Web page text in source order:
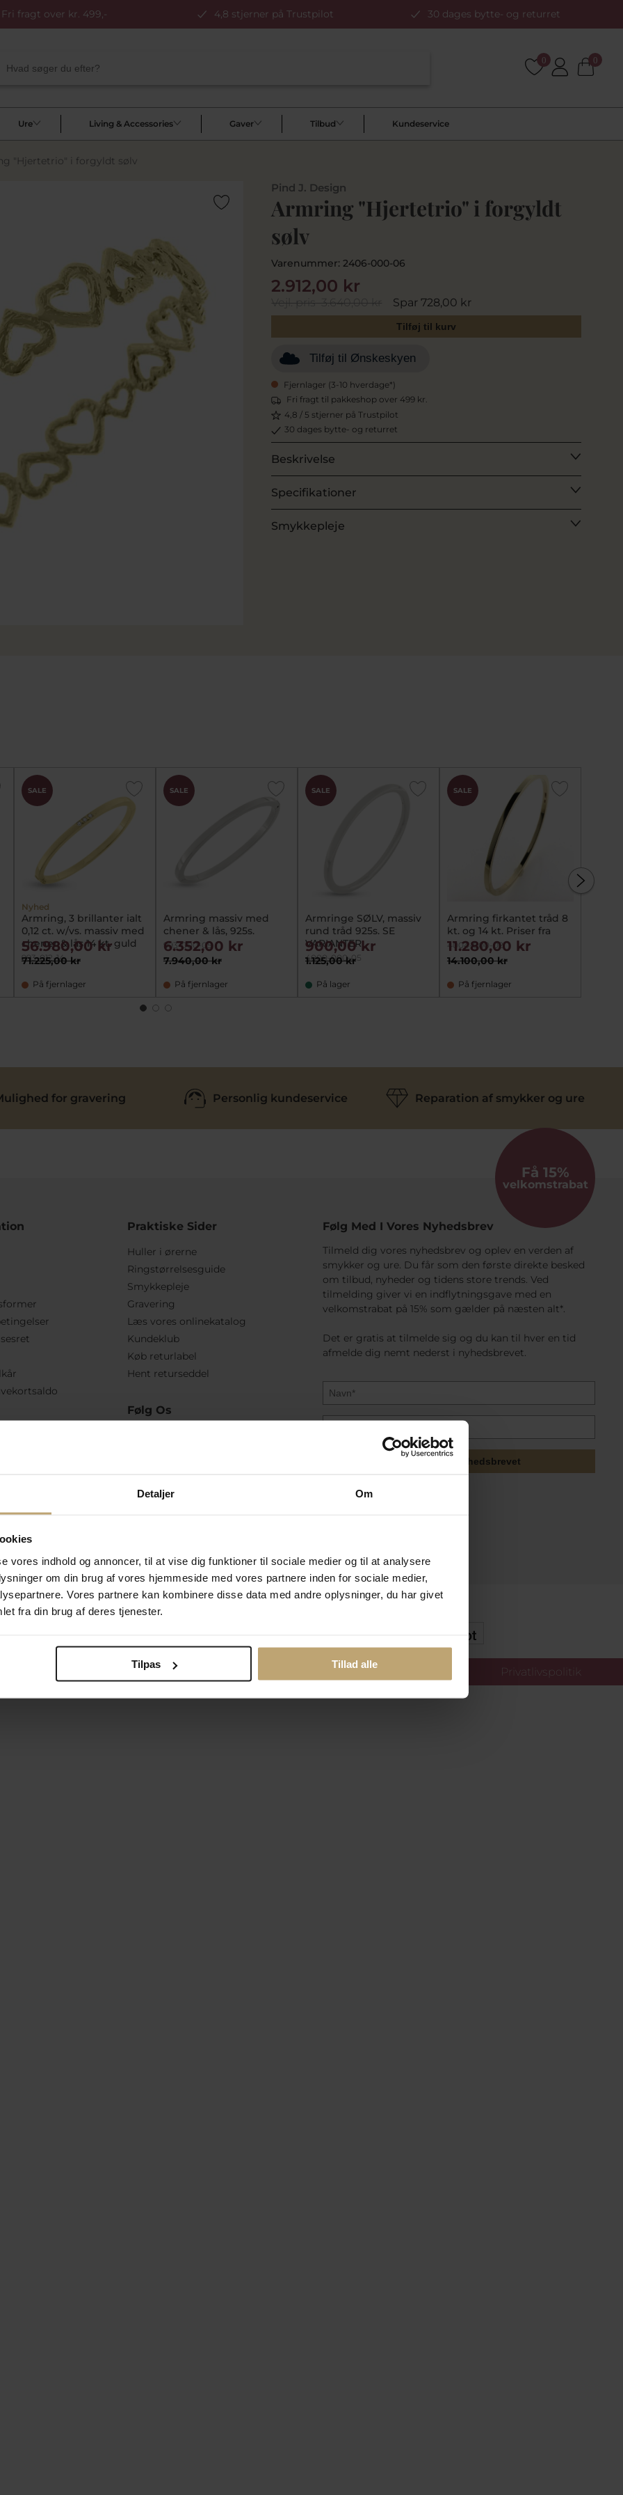
Detaljer Om
vores indhold og annoncer, til at vise dig funktioner til sociale medier og til at analysere
om din brug af vores hjemmeside med vores partnere inden for sociale medier,
Vores partnere kan kombinere disse data med andre oplysninger, du har givet
fra din brug af deres tjenester.
Tilpas Tillad alle
Fri fragt over kr. 499,- 4,8 stjerner på Trustpilot 30 dages bytte- og returret
0 0
Ure Living & Accessories Gaver Tilbud Kundeservice
"Hjertetrio" i forgyldt sølv
Pind J. Design
Armring "Hjertetrio" i forgyldt
sølv
Varenummer: 2406-000-06
Vejl. pris3.640,00 kr Spar 728,00 kr
2.912,00 kr
Tilføj til kurv
Tilføj til Ønskeskyen
Fjernlager (3-10 hverdage*)
Fri fragt til pakkeshop over 499 kr.
4,8 / 5 stjerner på Trustpilot
30 dages bytte- og returret
Beskrivelse
Specifikationer
Smykkepleje
SALE
Nyhed
Armring, 3 brillanter ialt
0,12 ct. w/vs. massiv med
chener & lås 14 kt. guld
993-012-14
71.225,00 kr
56.980,00 kr
På fjernlager
SALE
Armring massiv med
chener & lås, 925s.
993-000-05
7.940,00 kr
6.352,00 kr
På fjernlager
SALE
Armringe SØLV, massiv
rund tråd 925s. SE
VARIANTER
4000-000-05
1.125,00 kr
900,00 kr
På lager
SALE
Armring firkantet tråd 8
kt. og 14 kt. Priser fra
4004-000-02
14.100,00 kr
11.280,00 kr
På fjernlager
for gravering Personlig kundeservice Reparation af smykker og ure
Praktiske Sider
Huller i ørerne
Ringstørrelsesguide
Smykkepleje
Gravering
Læs vores onlinekatalog
Kundeklub
Køb returlabel
Hent returseddel
Følg Os
Få 15%
velkomstrabat
Følg Med I Vores Nyhedsbrev
Tilmeld dig vores nyhedsbrev og oplev en verden af
smykker og ure. Du får som den første direkte besked
om tilbud, nyheder og tidens store trends. Ved
tilmelding giver vi en indflytningsgave med en
velkomstrabat på 15% som gælder på næsten alt*.
Det er gratis at tilmelde sig og du kan til hver en tid
afmelde dig nemt nederst i nyhedsbrevet.
Tilmeld mig nyhedsbrevet
Betalingsmuligheder Sikker Og Tryg E-Handel
Ændr cookie-indstillinger Privatlivspolitik